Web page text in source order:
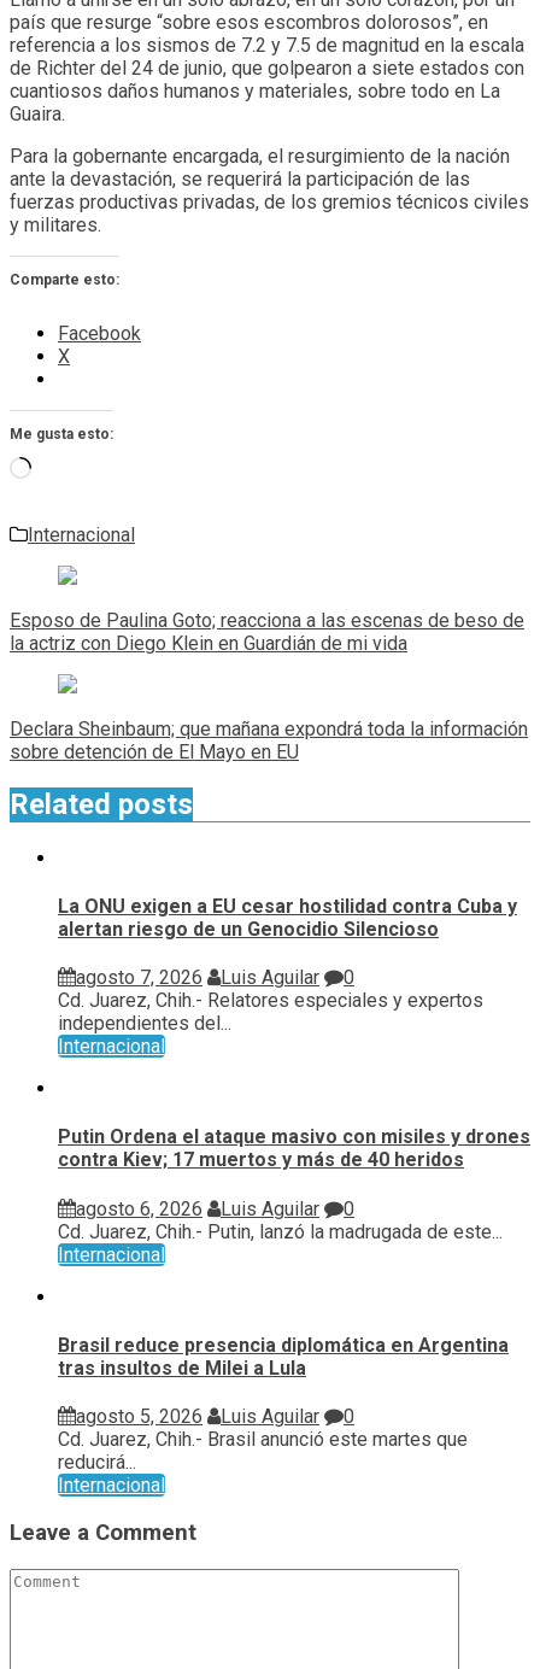
país que resurge “sobre esos escombros dolorosos”, en
referencia a los sismos de 7.2 y 7.5 de magnitud en la escala
de Richter del 24 de junio, que golpearon a siete estados con
cuantiosos daños humanos y materiales, sobre todo en La
Guaira.
Para la gobernante encargada, el resurgimiento de la nación
ante la devastación, se requerirá la participación de las
fuerzas productivas privadas, de los gremios técnicos civiles
y militares.
Comparte esto:
Facebook
X
Me gusta esto:
Cargando...
Internacional
Navegación
de
entradas
Esposo de Paulina Goto; reacciona a las escenas de beso de
la actriz con Diego Klein en Guardián de mi vida
Declara Sheinbaum; que mañana expondrá toda la información
sobre detención de El Mayo en EU
Related posts
La ONU exigen a EU cesar hostilidad contra Cuba y
alertan riesgo de un Genocidio Silencioso
agosto 7, 2026 Luis Aguilar
0
Cd. Juarez, Chih.- Relatores especiales y expertos
independientes del...
Internacional
Putin Ordena el ataque masivo con misiles y drones
contra Kiev; 17 muertos y más de 40 heridos
agosto 6, 2026 Luis Aguilar
0
Cd. Juarez, Chih.- Putin, lanzó la madrugada de este...
Internacional
Brasil reduce presencia diplomática en Argentina
tras insultos de Milei a Lula
agosto 5, 2026 Luis Aguilar
0
Cd. Juarez, Chih.- Brasil anunció este martes que
reducirá...
Internacional
Leave a Comment